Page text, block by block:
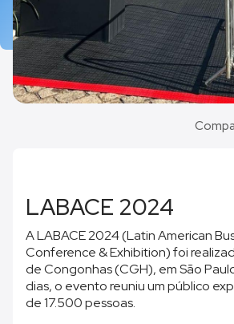
LABACE 2024
A LABACE 2024 (Latin American
Conference & Exhibition) foi
de Congonhas (CGH), em São
dias, o evento reuniu um público
de 17.500 pessoas.